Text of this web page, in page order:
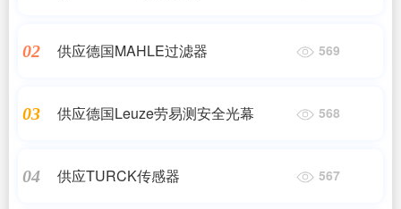
02 供应德国MAHLE过滤器 569
03 供应德国Leuze劳易测安全光幕 568
04 供应TURCK传感器 567